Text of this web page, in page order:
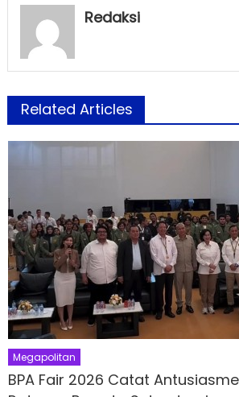
Redaksi
Related Articles
Megapolitan
BPA Fair 2026 Catat